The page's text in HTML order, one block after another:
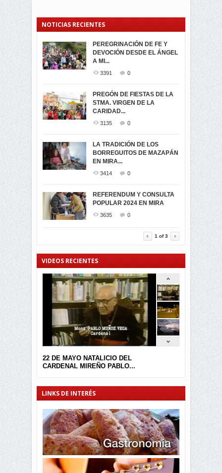
NOTICIAS RECIENTES
PEREGRINACIÓN DE FE Y
DEVOCIÓN DESDE EL ÁNGEL
A MI...
3391 0
PREGÓN DE FIESTAS DE LA
STMA. VIRGEN DE LA
CARIDAD...
3135 0
LA TRADICIÓN DE LOS
BORREGUITOS DE MAZAPÁN
EN MIRA...
3414 0
REFERENDUM Y CONSULTA
POPULAR 2024 EN MIRA
3635 0
PROCESIÓN DE LA VIRGEN
DE LA CARIDAD 2024
3062
-ENCENDIDO DEL ARBOL DE
...
MIRA
3440
TRIUNFO DE...
SEGUNDA VUELTA
ELECCIONES
PRESIDENCIALES 2023 EN
M...
ELECCION CRUCIAL:
SEGUNDA VUELTA
PRESIDENCIAL EL 1...
VIRTUALES ASAMBLEISTAS
POR LA PROVINCIA DEL
CARCHI...
MIRA.EC FUE
GALARDONADA
1 of3
VIDEOS RECIENTES
22 DE MAYO NATALICIO DEL
CARDENAL MIREÑO PABLO...
LINKS DE INTERÉS